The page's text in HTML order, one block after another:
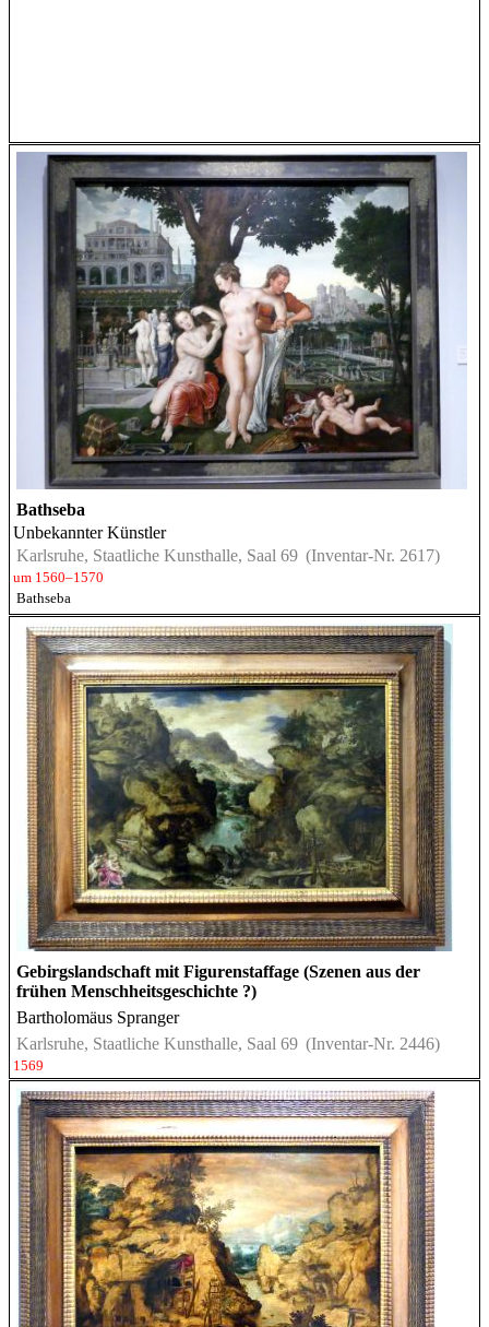
Bathseba
Unbekannter Künstler
Karlsruhe, Staatliche Kunsthalle, Saal 69 (Inventar-Nr. 2617)
um 1560–1570
Bathseba
Gebirgslandschaft mit Figurenstaffage (Szenen aus der
frühen Menschheitsgeschichte ?)
Bartholomäus Spranger
Karlsruhe, Staatliche Kunsthalle, Saal 69 (Inventar-Nr. 2446)
1569